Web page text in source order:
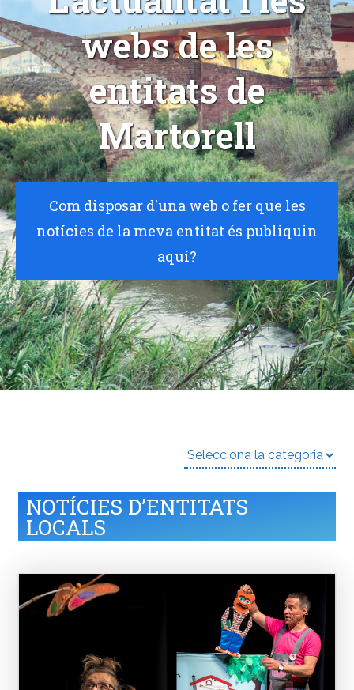
webs de les
entitats de
Martorell
Com disposar d'una web o fer que les
notícies de la meva entitat és publiquin
aquí?
NOTÍCIES D’ENTITATS
LOCALS